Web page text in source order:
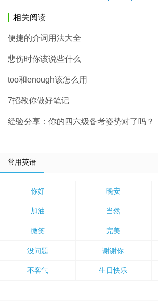
相关阅读
便捷的介词用法大全
悲伤时你该说些什么
too和enough该怎么用
7招教你做好笔记
经验分享：你的四六级备考姿势对了吗？
常用英语
你好 晚安
加油 当然
微笑 完美
没问题 谢谢你
不客气 生日快乐